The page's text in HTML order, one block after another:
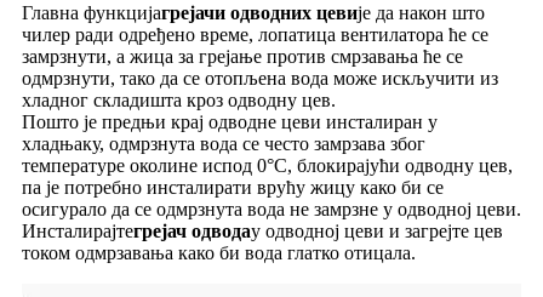
Главна функцијагрејачи одводних цевије да након што
чилер ради одређено време, лопатица вентилатора ће се
замрзнути, а жица за грејање против смрзавања ће се
одмрзнути, тако да се отопљена вода може искључити из
хладног складишта кроз одводну цев.
Пошто је предњи крај одводне цеви инсталиран у
хладњаку, одмрзнута вода се често замрзава због
температуре околине испод 0°C, блокирајући одводну цев,
па је потребно инсталирати врућу жицу како би се
осигурало да се одмрзнута вода не замрзне у одводној цеви.
Инсталирајтегрејач одводау одводној цеви и загрејте цев
током одмрзавања како би вода глатко отицала.